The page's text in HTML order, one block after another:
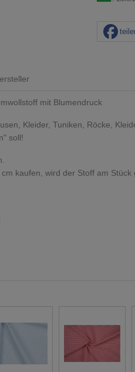
mit Blumendruck
Kleider, Tuniken, Röcke,
soll!
kaufen, wird der Stoff am Stück